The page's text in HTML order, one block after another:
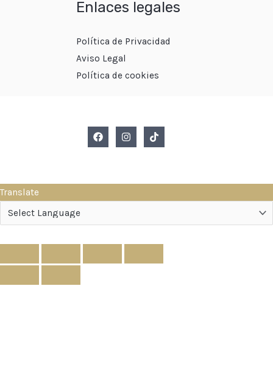
Enlaces legales
Política de Privacidad
Aviso Legal
Política de cookies
Translate